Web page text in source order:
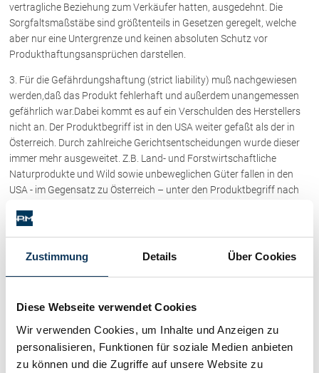
Zustimmung Details Über Cookies
Diese Webseite verwendet Cookies
Wir verwenden Cookies, um Inhalte und Anzeigen zu
personalisieren, Funktionen für soziale Medien anbieten
zu können und die Zugriffe auf unsere Website zu
vertragliche Beziehung zum Verkäufer hatten, ausgedehnt. Die
Sorgfaltsmaßstäbe sind größtenteils in Gesetzen geregelt, welche
aber nur eine Untergrenze und keinen absoluten Schutz vor
Produkthaftungsansprüchen darstellen.
3. Für die Gefährdungshaftung (strict liability) muß nachgewiesen
werden,daß das Produkt fehlerhaft und außerdem unangemessen
gefährlich war.Dabei kommt es auf ein Verschulden des Herstellers
nicht an. Der Produktbegriff ist in den USA weiter gefaßt als der in
Österreich. Durch zahlreiche Gerichtsentscheidungen wurde dieser
immer mehr ausgeweitet. Z.B. Land- und Forstwirtschaftliche
Naturprodukte und Wild sowie unbeweglichen Güter fallen in den
USA - im Gegensatz zu Österreich – unter den Produktbegriff nach
Personenschäden gehaftet, zusätzlich jedoch für emotional distress
(Schadenersatz für psychisch Belastung) und punitive damages
(Schadenersatz mit Strafcharakter) gehaftet.
unbeachtlichen Teil von dessen Risk-Management ab, d.h. auch für
potentiell zukünftig zu erwartende Schadensereignisse
Vorsorgemaßnahmen zu treffen. Grundsätzlich gibt es zwei